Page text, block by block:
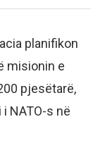
planifikon
misionin e
pjesëtarë,
NATO-s në